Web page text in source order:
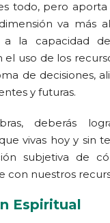
todo, pero aporta
va más
la capacidad
el uso de los
de decisiones,
y futuras.
deberás
vivas hoy y sin
subjetiva de
con nuestros
Espiritual